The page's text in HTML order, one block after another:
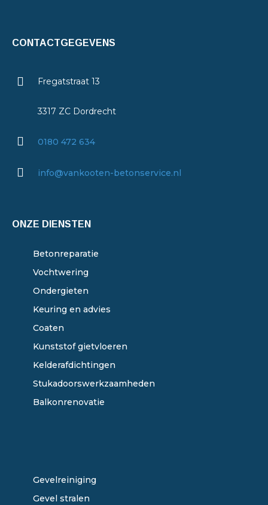
CONTACTGEGEVENS
Fregatstraat 13
3317 ZC Dordrecht
0180 472 634
info@vankooten-betonservice.nl
ONZE DIENSTEN
Betonreparatie
Vochtwering
Ondergieten
Keuring en advies
Coaten
Kunststof gietvloeren
Kelderafdichtingen
Stukadoorswerkzaamheden
Balkonrenovatie
Gevelreiniging
Gevel stralen